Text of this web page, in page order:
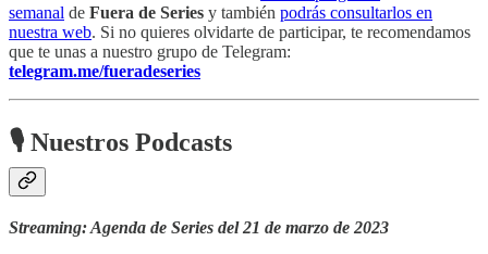
semanal de Fuera de Series y también podrás consultarlos en
nuestra web. Si no quieres olvidarte de participar, te recomendamos
que te unas a nuestro grupo de Telegram:
telegram.me/fueradeseries
🎙 Nuestros Podcasts
Streaming: Agenda de Series del 21 de marzo de 2023